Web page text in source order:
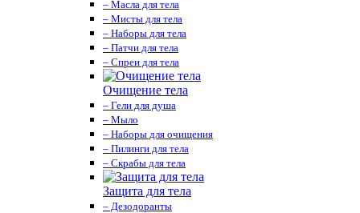
– Масла для тела
– Мисты для тела
– Наборы для тела
– Патчи для тела
– Спреи для тела
Очищение тела
– Гели для душа
– Мыло
– Наборы для очищения
– Пилинги для тела
– Скрабы для тела
Защита для тела
– Дезодоранты